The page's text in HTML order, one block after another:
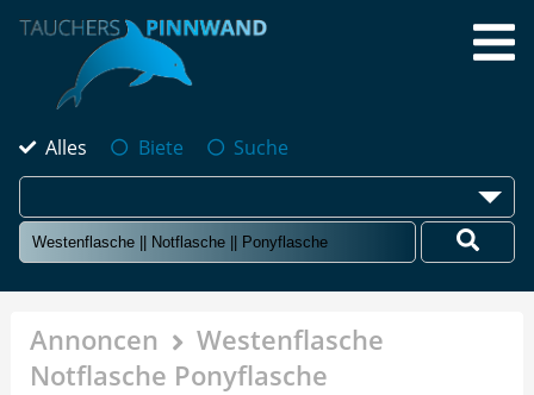
Alles Biete Suche
Annoncen
Westenflasche
Notflasche Ponyflasche